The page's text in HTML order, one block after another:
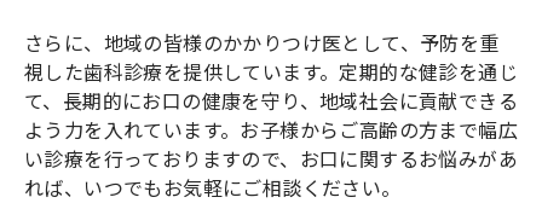
さらに、地域の皆様のかかりつけ医として、予防を重
視した歯科診療を提供しています。定期的な健診を通じ
て、長期的にお口の健康を守り、地域社会に貢献できる
よう力を入れています。お子様からご高齢の方まで幅広
い診療を行っておりますので、お口に関するお悩みがあ
れば、いつでもお気軽にご相談ください。